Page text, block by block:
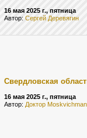
16 мая 2025 г., пятница
Автор: Сергей Деревягин
Свердловская
16 мая 2025 г., пятница
Автор: Доктор Moskvichman